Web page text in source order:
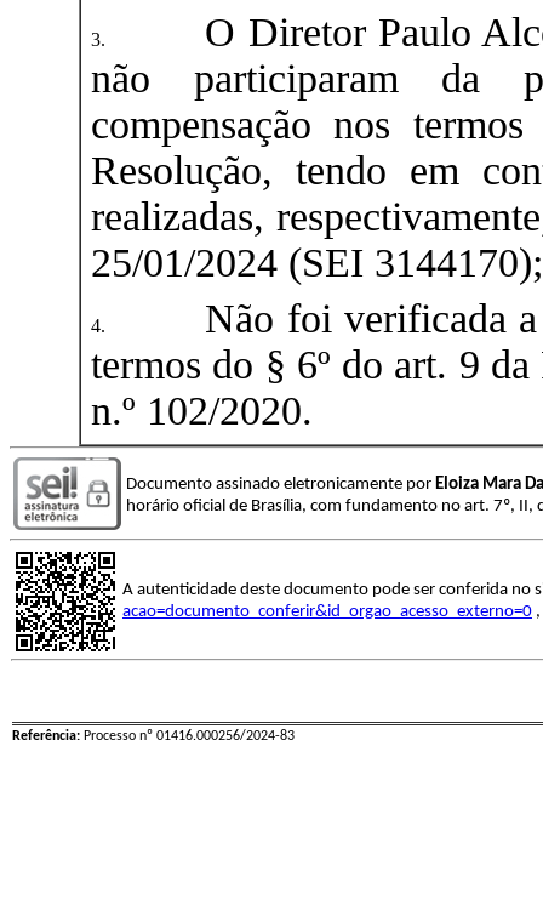
O Diretor Paulo
não participaram da
compensação nos
Resolução, tendo em
realizadas,
25/01/2024 (SEI 3144170
Não foi verificada a
termos do § 6º do art. 9
n.º 102/2020.
Documento assinado eletronicamente por Eloiza Mara
horário oficial de Brasília, com fundamento no art. 7º, II,
A autenticidade deste documento pode ser conferida no
acao=documento_conferir&id_orgao_acesso_externo=0
Referência: Processo nº 01416.000256/2024-83